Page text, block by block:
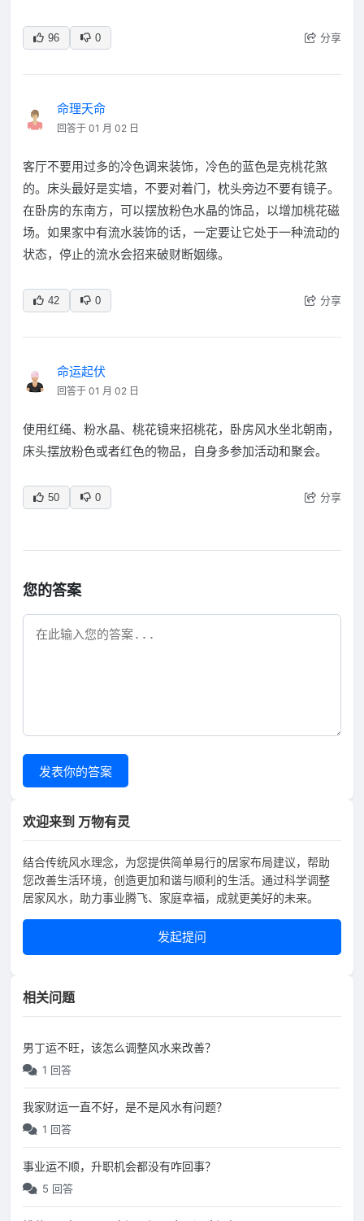
96 0 分享
命理天命
回答于 01 月 02 日
客厅不要用过多的冷色调来装饰，冷色的蓝色是克桃花煞
的。床头最好是实墙，不要对着门，枕头旁边不要有镜子。
在卧房的东南方，可以摆放粉色水晶的饰品，以增加桃花磁
场。如果家中有流水装饰的话，一定要让它处于一种流动的
状态，停止的流水会招来破财断姻缘。
42 0 分享
命运起伏
回答于 01 月 02 日
使用红绳、粉水晶、桃花镜来招桃花，卧房风水坐北朝南，
床头摆放粉色或者红色的物品，自身多参加活动和聚会。
50 0 分享
您的答案
发表你的答案
欢迎来到 万物有灵
结合传统风水理念，为您提供简单易行的居家布局建议，帮助
您改善生活环境，创造更加和谐与顺利的生活。通过科学调整
居家风水，助力事业腾飞、家庭幸福，成就更美好的未来。
发起提问
相关问题
男丁运不旺，该怎么调整风水来改善？
1 回答
我家财运一直不好，是不是风水有问题？
1 回答
事业运不顺，升职机会都没有咋回事？
5 回答